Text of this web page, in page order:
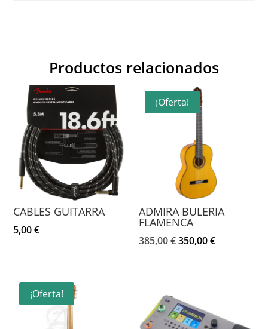
Productos relacionados
CABLES GUITARRA
5,00€
¡Oferta!
ADMIRA BULERIA
FLAMENCA
385,00€El
385,00 €.
350,00€El
¡Oferta!